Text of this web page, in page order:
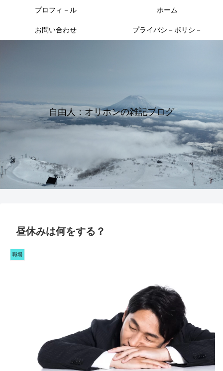
自由人：オリホンの雑記ブログ
プロフィ－ル ホーム
お問い合わせ プライバシ－ポリシ－
昼休みは何をする？
職場